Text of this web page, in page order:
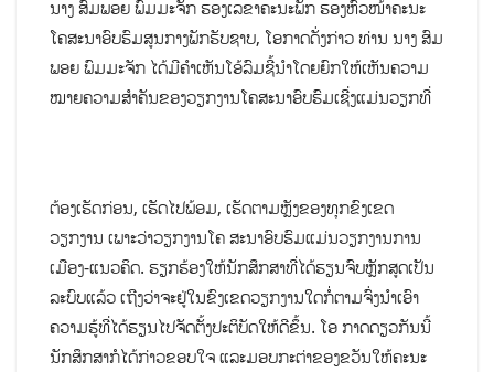
ນາງ ສົມພອຍ ພົມມະຈັກ ຮອງເລຂາຄະນະພັກ ຮອງຫົວໜ້າຄະນະ
ໂຄສະນາອົບຮົມສູນກາງພັກຮັບຊາບ, ໂອກາດດັ່ງກ່າວ ທ່ານ ນາງ ສົມ
ພອຍ ພົມມະຈັກ ໄດ້ມີຄໍາເຫັນໂອ້ລົມຊີ້ນຳໂດຍຍົກໃຫ້ເຫັນຄວາມ
ໝາຍຄວາມສໍາຄັນຂອງວຽກງານໂຄສະນາອົບຮົມເຊີ່ງແມ່ນວຽກທີ່
ຕ້ອງເຮັດກ່ອນ, ເຮັດໄປພ້ອມ, ເຮັດຕາມຫຼັງຂອງທຸກຂົງເຂດ
ວຽກງານ ເພາະວ່າວຽກງານໂຄ ສະນາອົບຮົມແມ່ນວຽກງານການ
ເມືອງ-ແນວຄິດ. ຮຽກຮ້ອງໃຫ້ນັກສຶກສາທີ່ໄດ້ຮຽນຈົບຫຼັກສູດເປັນ
ລະບົບແລ້ວ ເຖີງວ່າຈະຢູ່ໃນຂົງເຂດວຽກງານໃດກໍ່ຕາມຈົ່ງນຳເອົາ
ຄວາມຮູ້ທີ່ໄດ້ຮຽນໄປຈັດຕັ້ງປະຕິບັດໃຫ້ດີຂຶ້ນ. ໂອ ກາດດຽວກັນນີ້
ນັກສຶກສາກໍໄດ້ກ່າວຂອບໃຈ ແລະມອບກະຕ່າຂອງຂວັນໃຫ້ຄະນະ